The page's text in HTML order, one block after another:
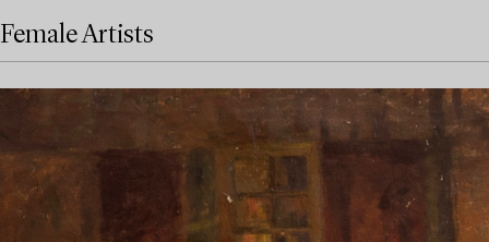
Female Artists